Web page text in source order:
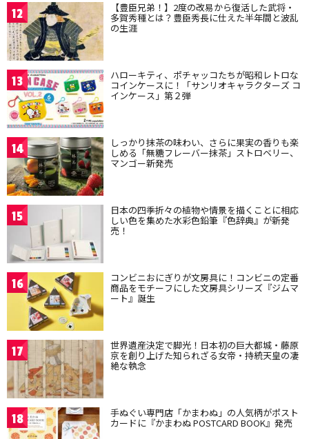
12 【豊臣兄弟！】2度の改易から復活した武将・
多賀秀種とは？豊臣秀長に仕えた半年間と波乱
の生涯
13 ハローキティ、ポチャッコたちが昭和レトロな
コインケースに！「サンリオキャラクターズ コ
インケース」第２弾
14 しっかり抹茶の味わい、さらに果実の香りも楽
しめる「無糖フレーバー抹茶」ストロベリー、
マンゴー新発売
15 日本の四季折々の植物や情景を描くことに相応
しい色を集めた水彩色鉛筆『色辞典』が新発
売！
16 コンビニおにぎりが文房具に！コンビニの定番
商品をモチーフにした文房具シリーズ『ジムマ
ート』誕生
17 世界遺産決定で脚光！日本初の巨大都城・藤原
京を創り上げた知られざる女帝・持統天皇の凄
絶な執念
18 手ぬぐい専門店「かまわぬ」の人気柄がポスト
カードに『かまわぬ POSTCARD BOOK』発売